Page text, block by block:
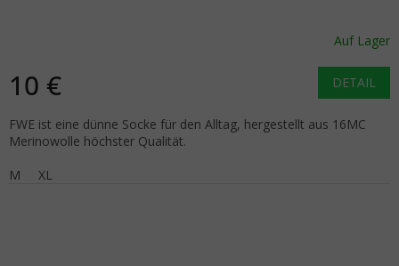
Auf Lager
10 € DETAIL
FWE ist eine dünne Socke für den Alltag, hergestellt aus 16MC
Merinowolle höchster Qualität.
M
XL